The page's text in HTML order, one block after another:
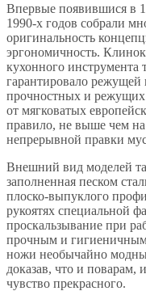
Впервые появившися в
1990-х годов собрали
оригинальность
эргономичность.
кухонного инструмента
гарантировало режущей
прочностных и режущих
от мягковатых
правило, не выше чем
непрерывной правки
Внешний вид моделей
заполненная песком
плоско-выпуклого
рукоятях специальной
проскальзывание при
прочным и
ножи необычайно
доказав, что и поварам,
чувство прекрасного.